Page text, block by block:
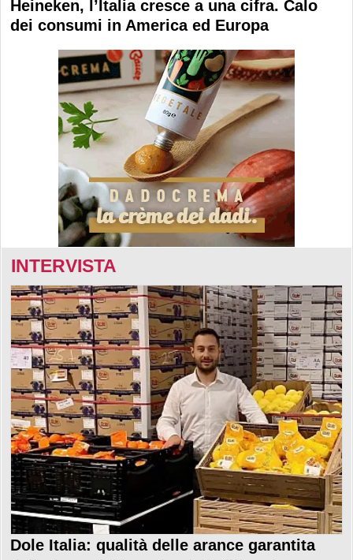
Heineken, l’Italia cresce a una cifra. Calo
dei consumi in America ed Europa
INTERVISTA
Dole Italia: qualità delle arance garantita